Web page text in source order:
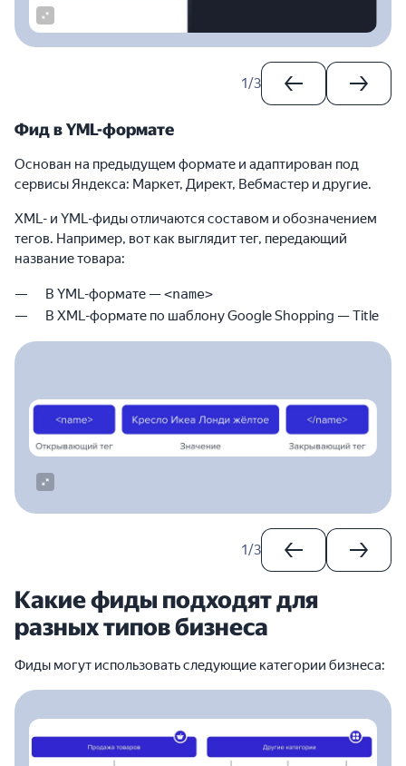
1/3
Фид в YML-формате
Основан на предыдущем формате и адаптирован под
сервисы Яндекса: Маркет, Директ, Вебмастер и другие.
XML- и YML-фиды отличаются составом и обозначением
тегов. Например, вот как выглядит тег, передающий
название товара:
В YML-формате —<⁠⁠name>
В XML-формате по шаблону Google Shopping — Title
1/3
Какие фиды подходят для
разных типов бизнеса
Фиды могут использовать следующие категории бизнеса: